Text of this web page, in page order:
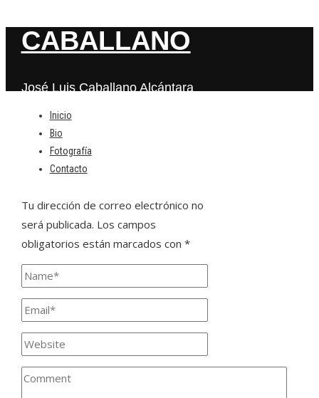
CABALLANO
José Luis Caballano Alcántara
Inicio
Bio
Fotografía
Contacto
Deja una respuesta
Tu dirección de correo electrónico no
será publicada. Los campos
obligatorios están marcados con *